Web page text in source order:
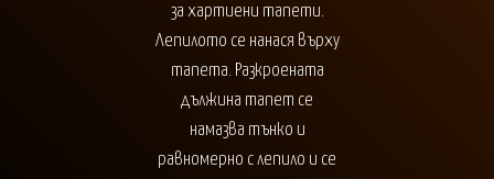
за хартиени тапети.
Лепилото се нанася върху
тапета. Разкроената
дължина тапет се
намазва тънко и
равномерно с лепило и се